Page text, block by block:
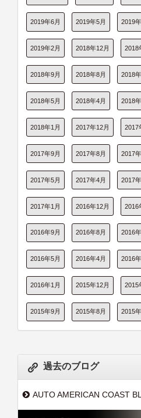
2019年6月 2019年5月 2019
2019年2月 2018年12月 2018
2018年9月 2018年8月 2018
2018年5月 2018年4月 2018
2018年1月 2017年12月 2017
2017年9月 2017年8月 2017
2017年5月 2017年4月 2017
2017年1月 2016年12月 2016
2016年9月 2016年8月 2016
2016年5月 2016年4月 2016
2016年1月 2015年12月 2015
2015年9月 2015年8月 2015
過去のブログ
AUTO AMERICAN COAST